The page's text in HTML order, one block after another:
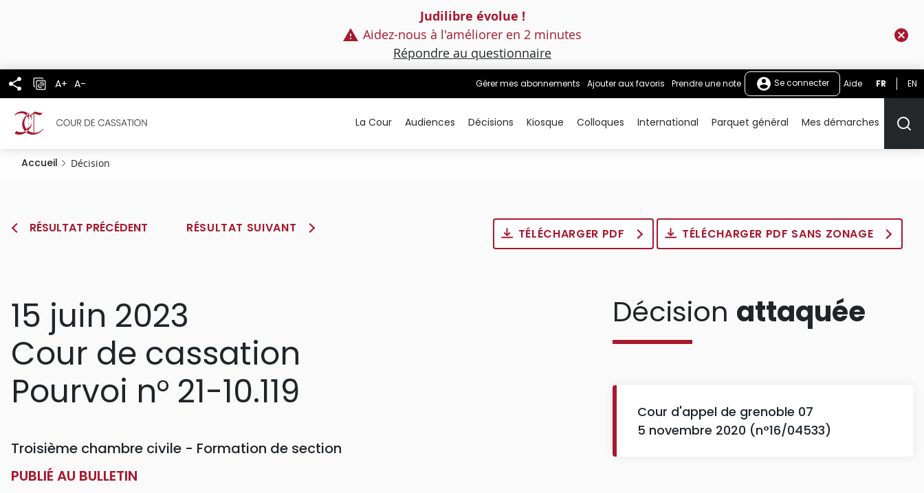
Judilibre évolue !
Aidez-nous à l'améliorer en 2 minutes
Répondre au questionnaire
A+ A- Gérer mes abonnements Ajouter aux favoris Prendre une note Se connecter Aide FR EN
La Cour Audiences Décisions Kiosque Colloques International Parquet général Mes démarches
Accueil Décision
TÉLÉCHARGER PDF TÉLÉCHARGER PDF SANS ZONAGE
RÉSULTAT PRÉCÉDENT RÉSULTAT SUIVANT
15 juin 2023
Cour de cassation
Pourvoi n° 21-10.119
Troisième chambre civile - Formation de section
PUBLIÉ AU BULLETIN
Décision attaquée
Cour d'appel de grenoble 07
5 novembre 2020 (n°16/04533)